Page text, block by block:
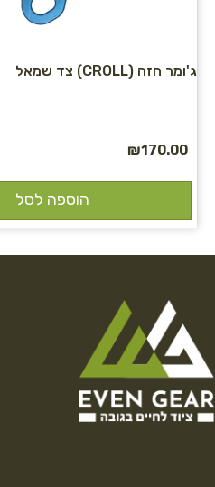
ג'ומר חזה (CROLL) צד שמאל
₪170.00
הוספה לסל